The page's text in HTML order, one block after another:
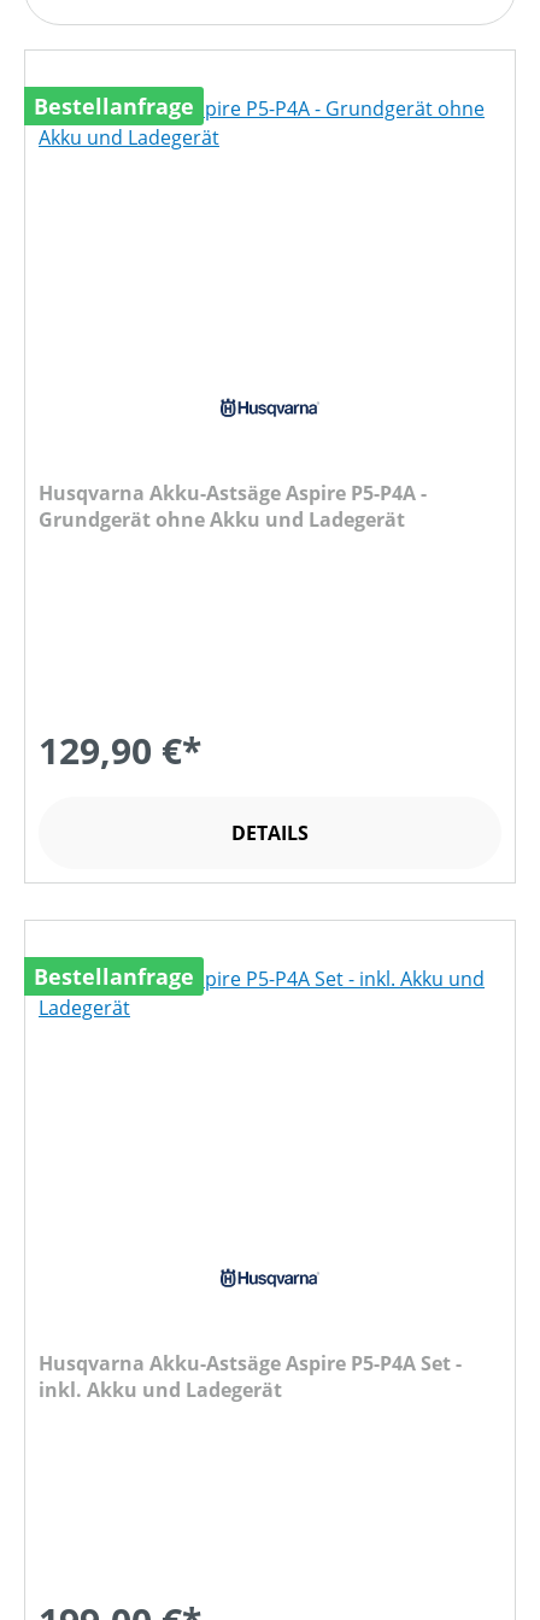
Bestellanfrage
Husqvarna Akku-Astsäge Aspire P5-P4A -
Grundgerät ohne Akku und Ladegerät
129,90 €*
DETAILS
Bestellanfrage
Husqvarna Akku-Astsäge Aspire P5-P4A Set -
inkl. Akku und Ladegerät